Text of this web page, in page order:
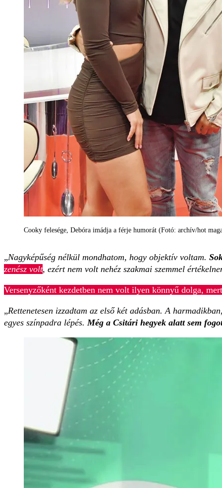
Cooky felesége, Debóra imádja a férje humorát (Fotó: archív/hot
„Nagyképűség nélkül mondhatom, hogy objektív voltam.
zenész volt, ezért nem volt nehéz szakmai szemmel
Versenyzőként kezdetben nem volt ilyen könnyű dolga,
„Rettenetesen izzadtam az első két adásban. A
egyes színpadra lépés.Még a Csitári hegyek alatt sem